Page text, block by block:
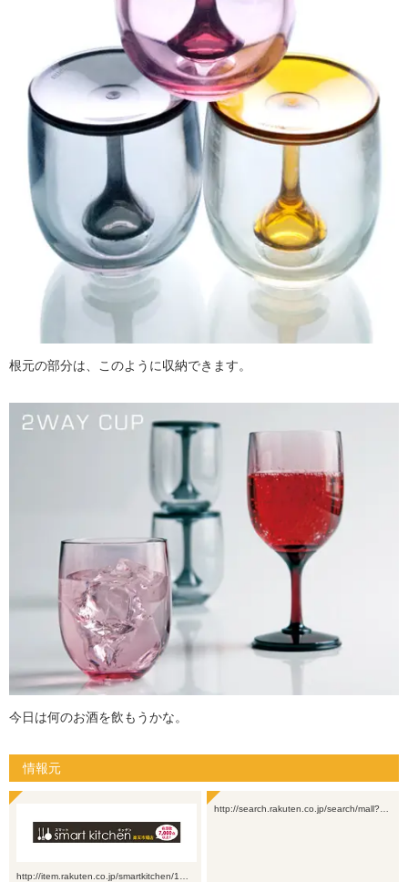
根元の部分は、このように収納できます。
今日は何のお酒を飲もうかな。
情報元
http://item.rakuten.co.jp/smartkitchen/1…
http://search.rakuten.co.jp/search/mall?…